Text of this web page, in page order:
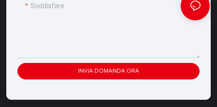
Soddisfare
INVIA DOMANDA ORA